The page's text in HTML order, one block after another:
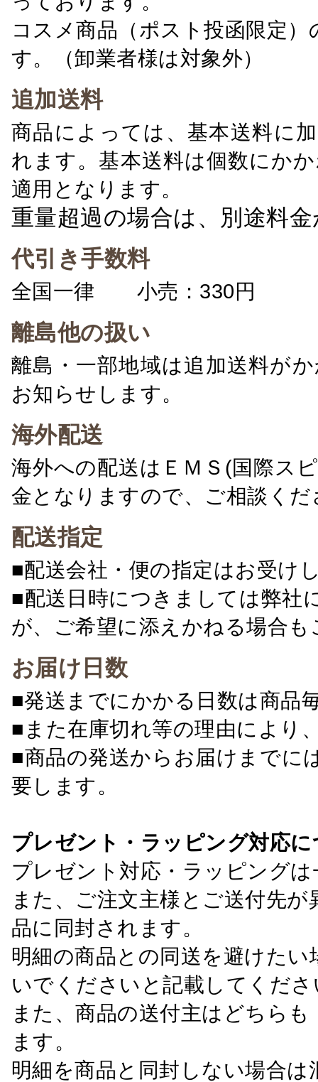
コスメ商品（ポスト投函限定
す。（卸業者様は対象外）
追加送料
商品によっては、基本送料に
れます。基本送料は個数にか
適用となります。
重量超過の場合は、別途料
代引き手数料
全国一律 小売：330円 卸
離島他の扱い
離島・一部地域は追加送料が
お知らせします。
海外配送
海外への配送はＥＭＳ(国際ス
金となりますので、ご相談くだ
配送指定
■配送会社・便の指定はお受け
■配送日時につきましては弊社
が、ご希望に添えかねる場合
お届け日数
■発送までにかかる日数は商品
■また在庫切れ等の理由により
■商品の発送からお届けまでに
要します。
プレゼント・ラッピング対応
プレゼント対応・ラッピング
また、ご注文主様とご送付先
品に同封されます。
明細の商品との同送を避けた
いでくださいと記載してくださ
また、商品の送付主はどちら
ます。
明細を商品と同封しない場合